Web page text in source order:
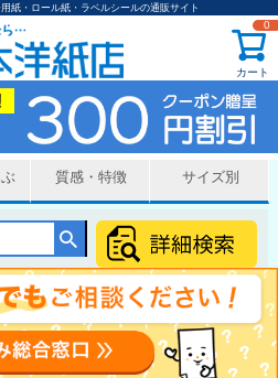
紙・ロール紙・ラベルシールの通販サイト
カート
0
質感・特徴 サイズ別